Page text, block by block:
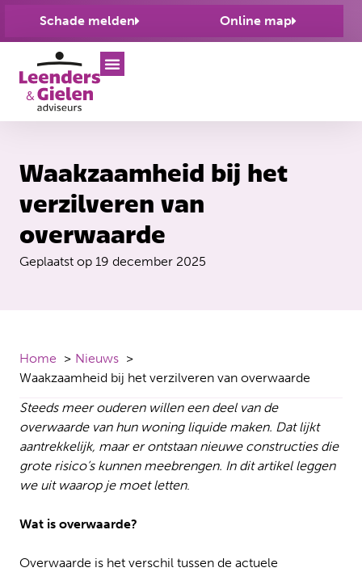
Schade melden Online map
Waakzaamheid bij het
verzilveren van
overwaarde
Geplaatst op 19 december 2025
Home
Nieuws
Waakzaamheid bij het verzilveren van overwaarde
Steeds meer ouderen willen een deel van de
overwaarde van hun woning liquide maken. Dat lijkt
aantrekkelijk, maar er ontstaan nieuwe constructies die
grote risico’s kunnen meebrengen. In dit artikel leggen
we uit waarop je moet letten.
Wat is overwaarde?
Overwaarde is het verschil tussen de actuele